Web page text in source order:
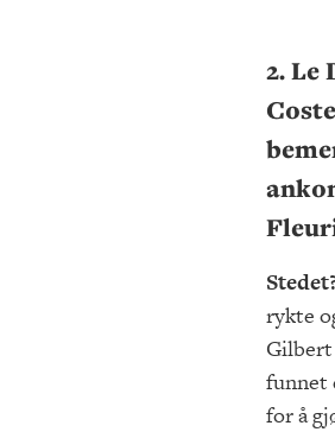
2. Le
rykte
funnet
for å